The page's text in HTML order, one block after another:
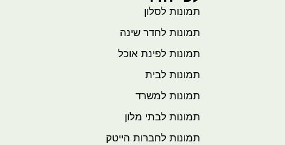
תמונות לסלון
תמונות לחדר שינה
תמונות לפינת אוכל
תמונות לבית
תמונות למשרד
תמונות לבתי מלון
תמונות לחברות הייטק